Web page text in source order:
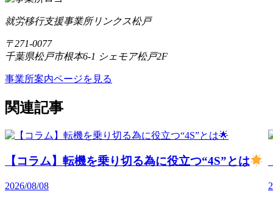
就労移行支援事業所リンクス松戸
〒271-0077
千葉県松戸市根本6-1 シェモア松戸2F
事業所案内ページを見る
関連記事
【コラム】転機を乗り切る為に役立つ“4S”とは
2026/08/08